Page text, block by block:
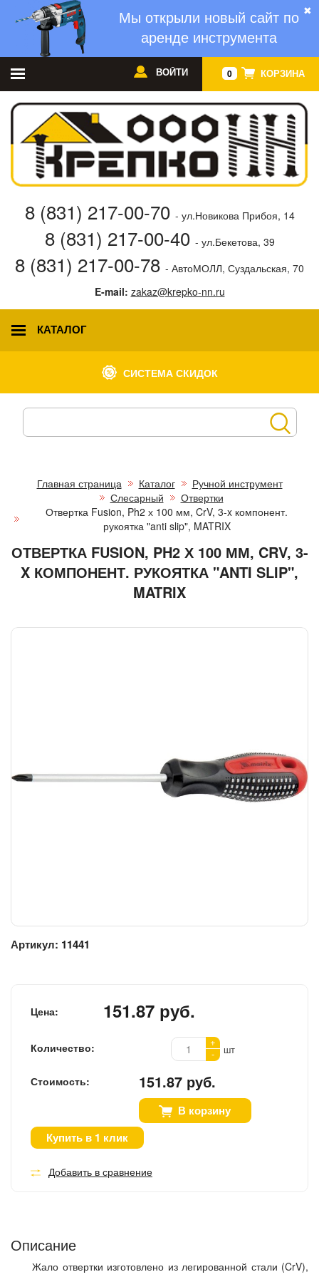
✖
Мы открыли новый сайт по
аренде инструмента
0 КОРЗИНА
ВОЙТИ
8 (831) 217-00-70 - ул.Новикова Прибоя, 14
8 (831) 217-00-40 - ул.Бекетова, 39
8 (831) 217-00-78 - АвтоМОЛЛ, Суздальская, 70
E-mail: zakaz@krepko-nn.ru
КАТАЛОГ
СИСТЕМА СКИДОК
Главная страница Каталог
Ручной инструмент
Слесарный
Отвертки
Отвертка Fusion, Ph2 х 100 мм, CrV, 3-x компонент.
рукоятка "anti slip", MATRIX
ОТВЕРТКА FUSION, PH2 Х 100 ММ, CRV, 3-
X КОМПОНЕНТ. РУКОЯТКА "ANTI SLIP",
MATRIX
Артикул: 11441
Цена: 151.87 руб.
Количество:
+
-
шт
Стоимость: 151.87 руб.
В корзину
Купить в 1 клик
Добавить в сравнение
Описание
Жало отвертки изготовлено из легированной стали (CrV),